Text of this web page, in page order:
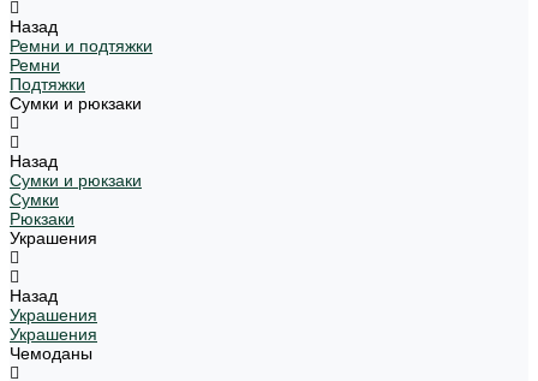
Назад
Ремни и подтяжки
Ремни
Подтяжки
Сумки и рюкзаки
Назад
Сумки и рюкзаки
Сумки
Рюкзаки
Украшения
Назад
Украшения
Украшения
Чемоданы